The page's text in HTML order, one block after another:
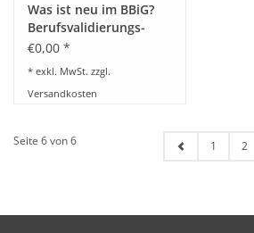
Was ist neu im BBiG?
Berufsvalidierungs-
und -
€0,00 *
* exkl. MwSt. zzgl.
Versandkosten
Seite 6 von 6 1 2